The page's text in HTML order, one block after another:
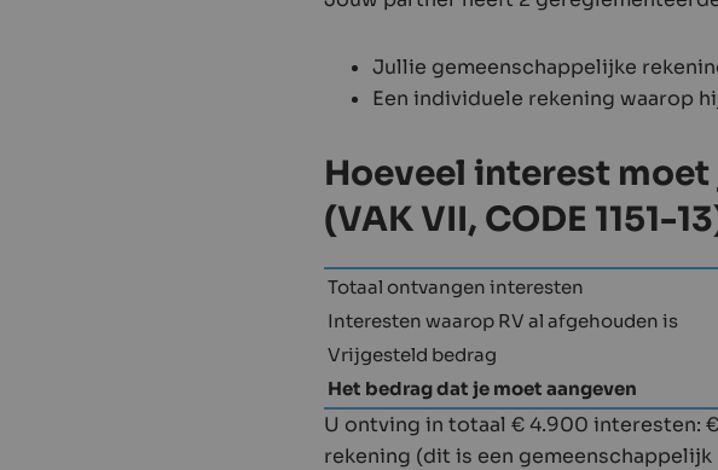
Jullie gemeenschappelijke
Een individuele rekening waarop
Hoeveel interest
(VAK VII, CODE 1151-
Totaal ontvangen interesten
Interesten waarop RV al afgehouden is
Vrijgesteld bedrag
Het bedrag dat je moet aangeven
U ontving in totaal € 4.900 interesten:
rekening (dit is een